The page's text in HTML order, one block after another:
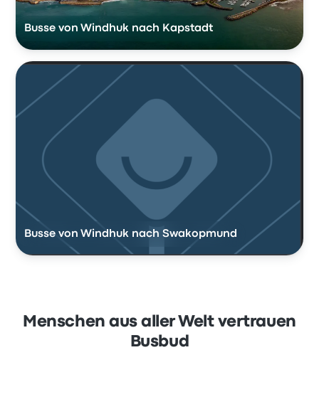
Busse von Windhuk nach Kapstadt
Busse von Windhuk nach Swakopmund
Menschen aus aller Welt vertrauen
Busbud